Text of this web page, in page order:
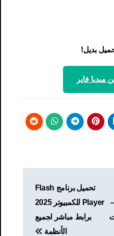
بديل!
ميديا ​​فاير
NextUp TextAloud –
تحميل برنامج Flash
Player للكمبيوتر 2025
برابط مباشر لجميع
الأنظمة